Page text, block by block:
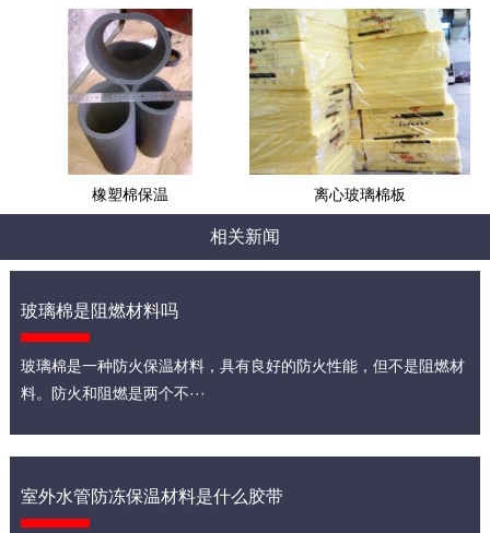
橡塑棉保温 离心玻璃棉板
相关新闻
玻璃棉是阻燃材料吗
玻璃棉是一种防火保温材料，具有良好的防火性能，但不是阻燃材
料。防火和阻燃是两个不···
室外水管防冻保温材料是什么胶带